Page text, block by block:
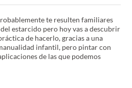
te resulten familiares
estarcido pero hoy vas a descubrir
de hacerlo, gracias a una
infantil, pero pintar con
de las que podemos